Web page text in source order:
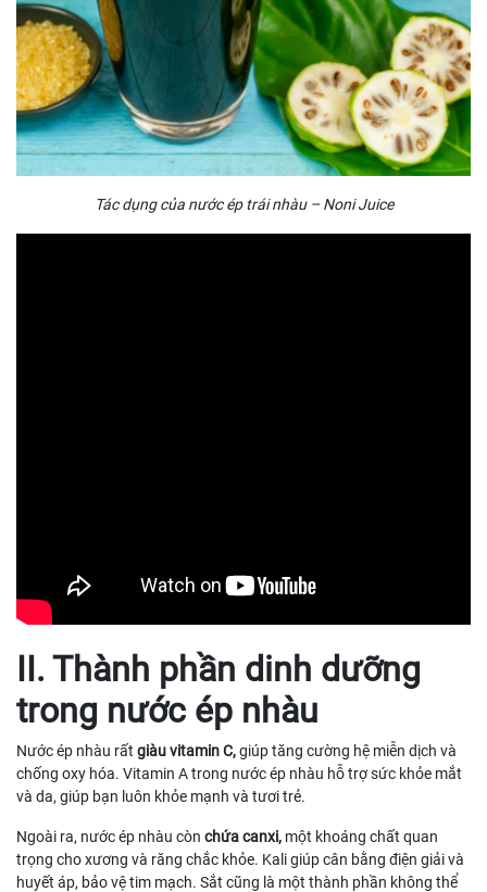
Tác dụng của nước ép trái nhàu – Noni Juice
II. Thành phần dinh dưỡng
trong nước ép nhàu
Nước ép nhàu rất giàu vitamin C,giúp tăng cường hệ miễn dịch và
chống oxy hóa. Vitamin A trong nước ép nhàu hỗ trợ sức khỏe mắt
và da, giúp bạn luôn khỏe mạnh và tươi trẻ.
Ngoài ra, nước ép nhàu còn chứa canxi, một khoáng chất quan
trọng cho xương và răng chắc khỏe. Kali giúp cân bằng điện giải và
huyết áp, bảo vệ tim mạch. Sắt cũng là một thành phần không thể